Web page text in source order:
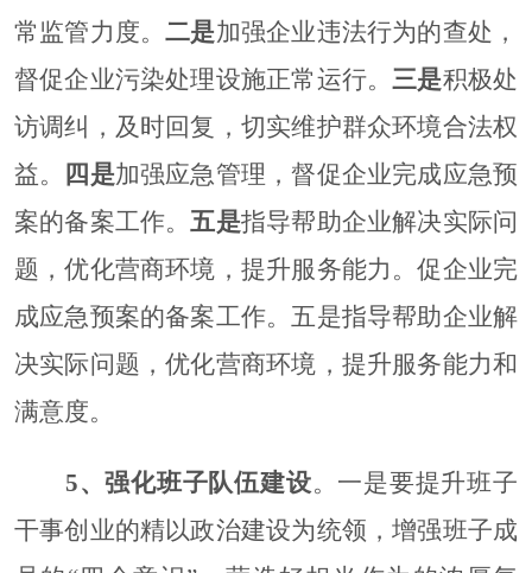
常监管力度。二是加强企业违法行为的查处，
督促企业污染处理设施正常运行。三是积极处
访调纠，及时回复，切实维护群众环境合法权
益。 四是加强应急管理，督促企业完成应急预
案的备案工作。五是指导帮助企业解决实际问
题，优化营商环境，提升服务能力。促企业完
成应急预案的备案工作。五是指导帮助企业解
决实际问题，优化营商环境，提升服务能力和
满意度。
5、强化班子队伍建设。一是要提升班子
干事创业的精以政治建设为统领，增强班子成